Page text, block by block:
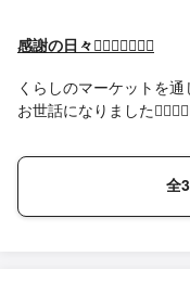
感謝の日々🙇🏻‍♂️🙇🏻‍♀️✨
くらしのマーケットを
お世話になりました
全